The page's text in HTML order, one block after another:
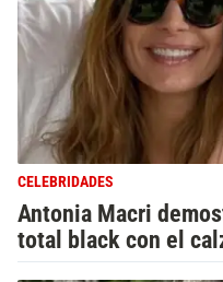
CELEBRIDADES
Antonia Macri
total black con el